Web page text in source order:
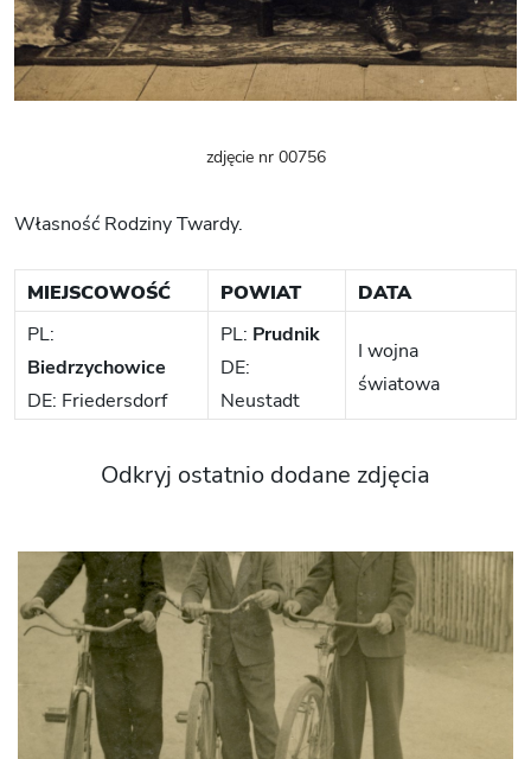
zdjęcie nr 00756
Własność Rodziny Twardy.
MIEJSCOWOŚĆ POWIAT
DATA
PL:
Biedrzychowice
DE: Friedersdorf
PL: Prudnik
DE:
Neustadt
I wojna
światowa
Odkryj ostatnio dodane zdjęcia